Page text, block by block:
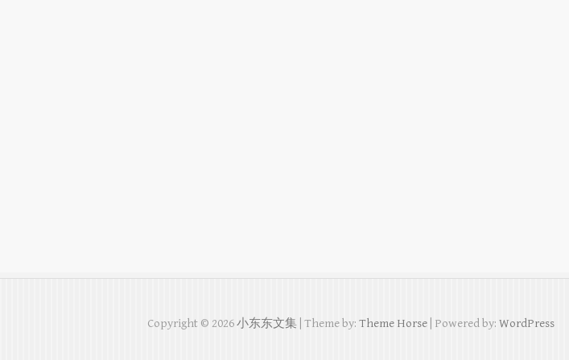
Copyright © 2026小东东文集 | Theme by: Theme Horse | Powered by: WordPress